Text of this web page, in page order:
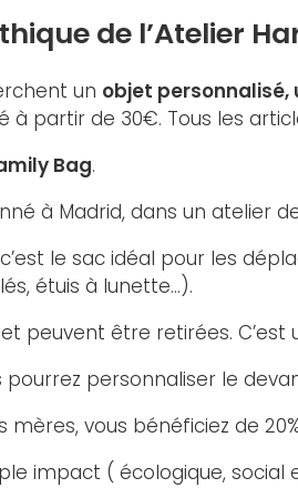
de l’Atelier
un objet personnalisé,
partir de 30€. Tous les
Bag.
à Madrid, dans un atelier
le sac idéal pour les
étuis à lunette…).
peuvent être retirées.
pourrez personnaliser le
mères, vous bénéficiez de
impact ( écologique, social